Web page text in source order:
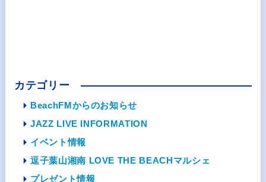
カテゴリー
BeachFMからのお知らせ
JAZZ LIVE INFORMATION
イベント情報
逗子葉山湘南 LOVE THE BEACHマルシェ
プレゼント情報